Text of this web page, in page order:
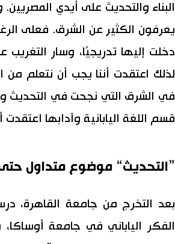
البناء والتحديث على أيدي
يعرفون الكثير عن الشرق. فعلى
دخلت إليها تدريجيًا، وسار
لذلك اعتقدت أننا يجب أن نتعلم من
في الشرق التي نجحت في التحديث
قسم اللغة اليابانية وآدابها
”التحديث“ موضوع متداول
الفكر الياباني في جامعة